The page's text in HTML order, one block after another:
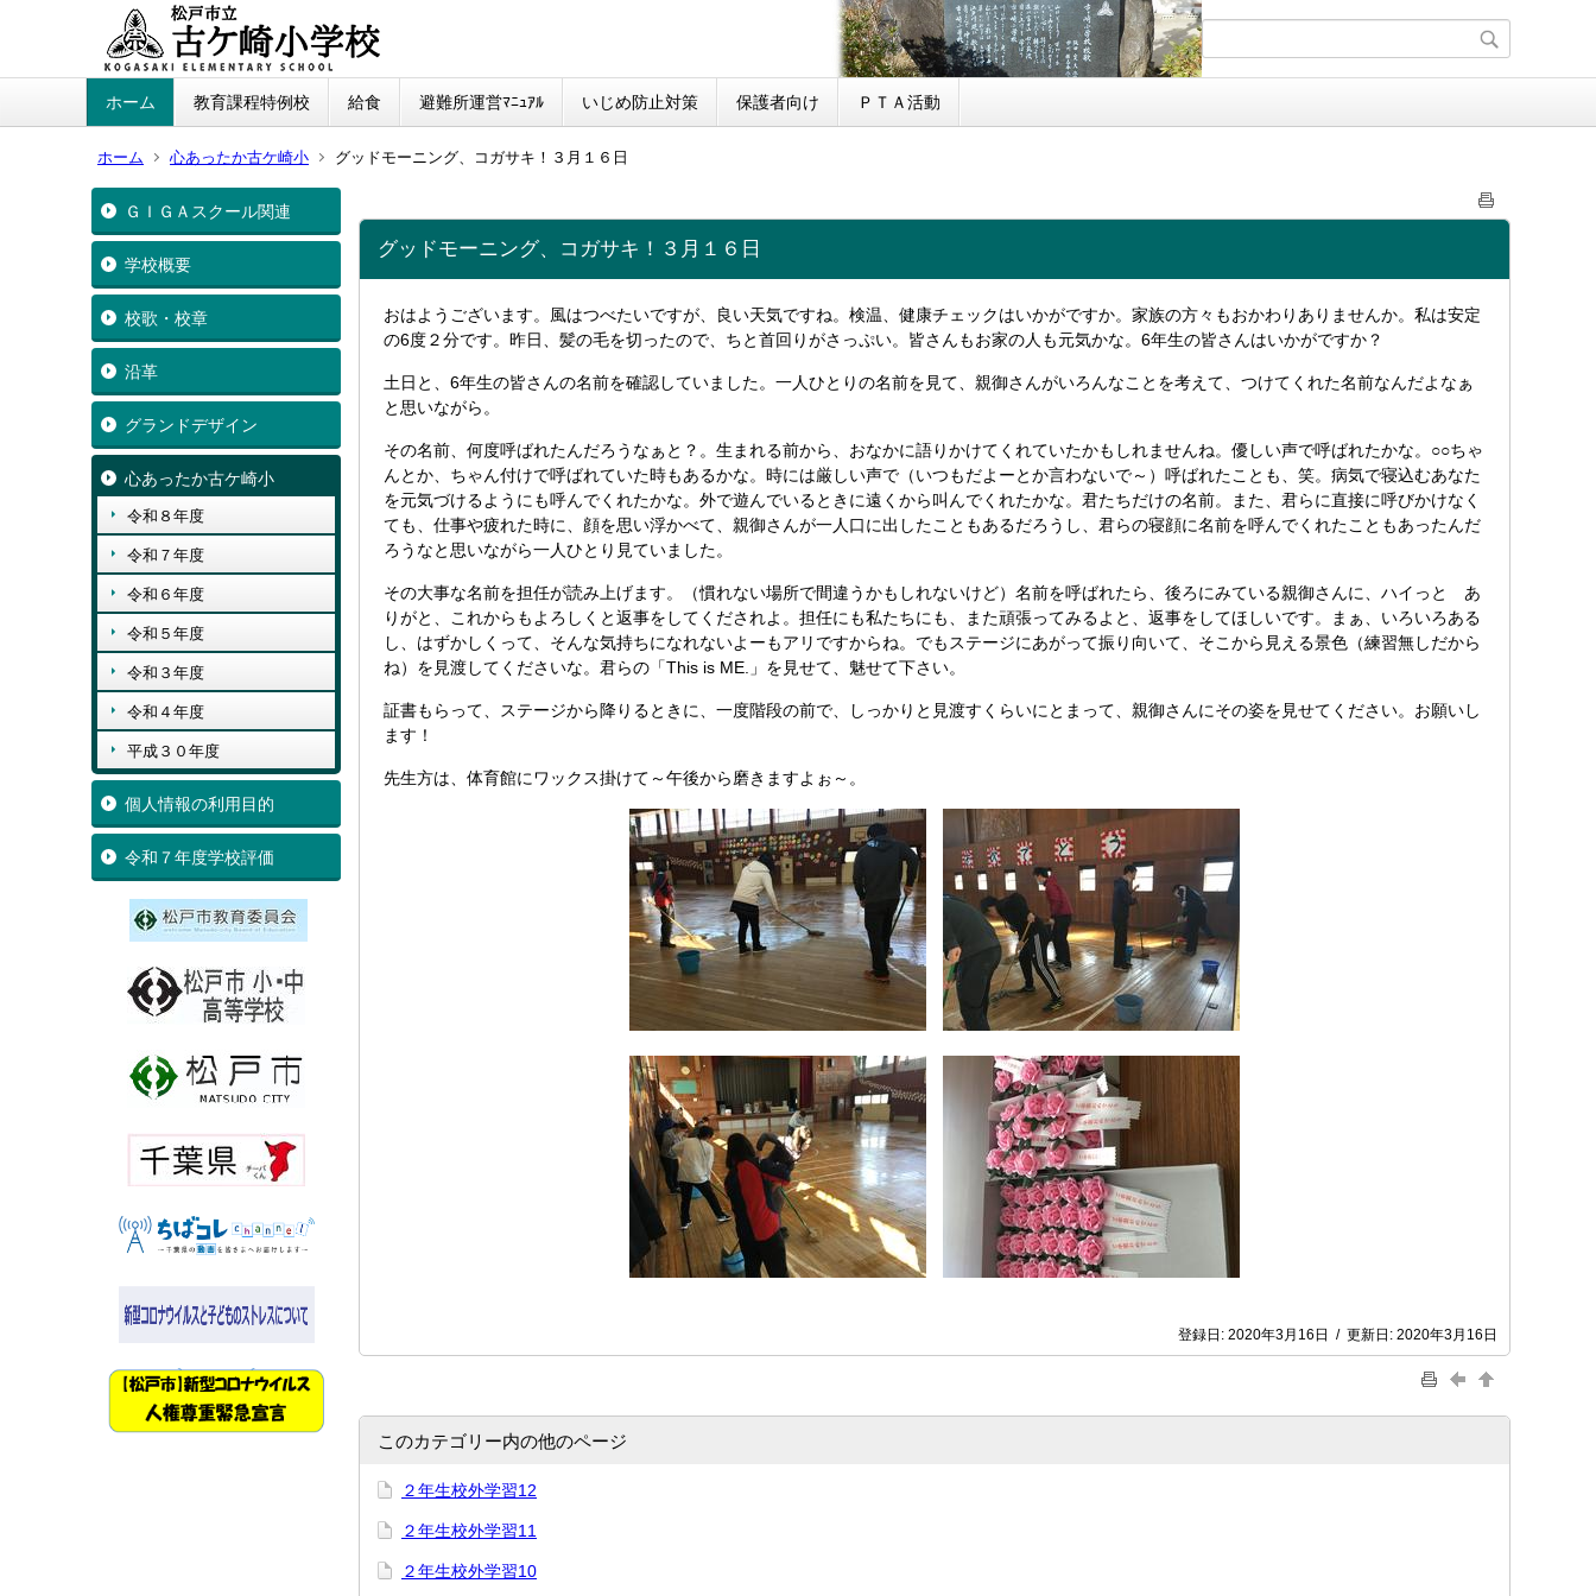
ホーム 教育課程特例校 給食 避難所運営ﾏﾆｭｱﾙ いじめ防止対策 保護者向け ＰＴＡ活動
ホーム 心あったか古ケ崎小 グッドモーニング、コガサキ！３月１６日
ＧＩＧＡスクール関連
学校概要
校歌・校章
沿革
グランドデザイン
心あったか古ケ崎小
令和８年度
令和７年度
令和６年度
令和５年度
令和３年度
令和４年度
平成３０年度
個人情報の利用目的
令和７年度学校評価
グッドモーニング、コガサキ！３月１６日
おはようございます。風はつべたいですが、良い天気ですね。検温、健康チェックはいかがですか。家族の方々もおかわりありませんか。私は安定
の6度２分です。昨日、髪の毛を切ったので、ちと首回りがさっぷい。皆さんもお家の人も元気かな。6年生の皆さんはいかがですか？
土日と、6年生の皆さんの名前を確認していました。一人ひとりの名前を見て、親御さんがいろんなことを考えて、つけてくれた名前なんだよなぁ
と思いながら。
その名前、何度呼ばれたんだろうなぁと？。生まれる前から、おなかに語りかけてくれていたかもしれませんね。優しい声で呼ばれたかな。○○ちゃ
んとか、ちゃん付けで呼ばれていた時もあるかな。時には厳しい声で（いつもだよーとか言わないで～）呼ばれたことも、笑。病気で寝込むあなた
を元気づけるようにも呼んでくれたかな。外で遊んでいるときに遠くから叫んでくれたかな。君たちだけの名前。また、君らに直接に呼びかけなく
ても、仕事や疲れた時に、顔を思い浮かべて、親御さんが一人口に出したこともあるだろうし、君らの寝顔に名前を呼んでくれたこともあったんだ
ろうなと思いながら一人ひとり見ていました。
その大事な名前を担任が読み上げます。（慣れない場所で間違うかもしれないけど）名前を呼ばれたら、後ろにみている親御さんに、ハイっと あ
りがと、これからもよろしくと返事をしてくだされよ。担任にも私たちにも、また頑張ってみるよと、返事をしてほしいです。まぁ、いろいろある
し、はずかしくって、そんな気持ちになれないよーもアリですからね。でもステージにあがって振り向いて、そこから見える景色（練習無しだから
ね）を見渡してくださいな。君らの「This is ME.」を見せて、魅せて下さい。
証書もらって、ステージから降りるときに、一度階段の前で、しっかりと見渡すくらいにとまって、親御さんにその姿を見せてください。お願いし
ます！
先生方は、体育館にワックス掛けて～午後から磨きますよぉ～。
登録日: 2020年3月16日 / 更新日: 2020年3月16日
このカテゴリー内の他のページ
２年生校外学習12
２年生校外学習11
２年生校外学習10